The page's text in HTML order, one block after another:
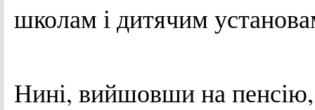
школам ідитячим
Нині, вийшовшинапенсію